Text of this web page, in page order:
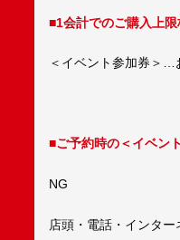
■1会計でのご購入上限
＜イベント参加券＞…
■ご予約時の＜イベン
NG
店頭・電話・インタ